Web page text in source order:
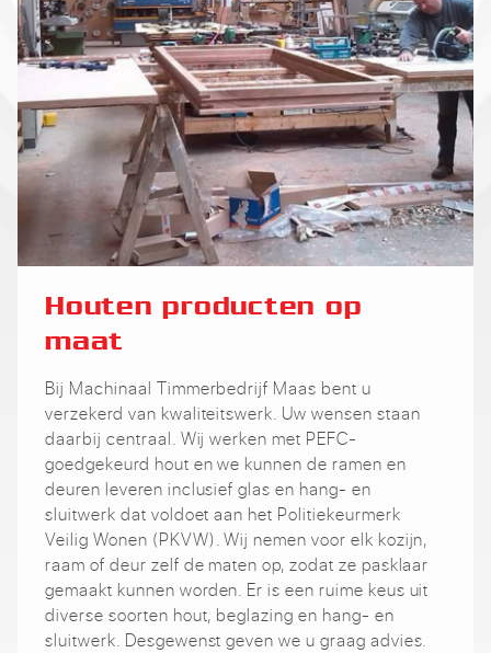
Houten producten op
maat
Bij Machinaal Timmerbedrijf Maas bent u
verzekerd van kwaliteitswerk. Uw wensen staan
daarbij centraal. Wij werken met PEFC-
goedgekeurd hout en we kunnen de ramen en
deuren leveren inclusief glas en hang- en
sluitwerk dat voldoet aan het Politiekeurmerk
Veilig Wonen (PKVW). Wij nemen voor elk kozijn,
raam of deur zelf de maten op, zodat ze pasklaar
gemaakt kunnen worden. Er is een ruime keus uit
diverse soorten hout, beglazing en hang- en
sluitwerk. Desgewenst geven we u graag advies.